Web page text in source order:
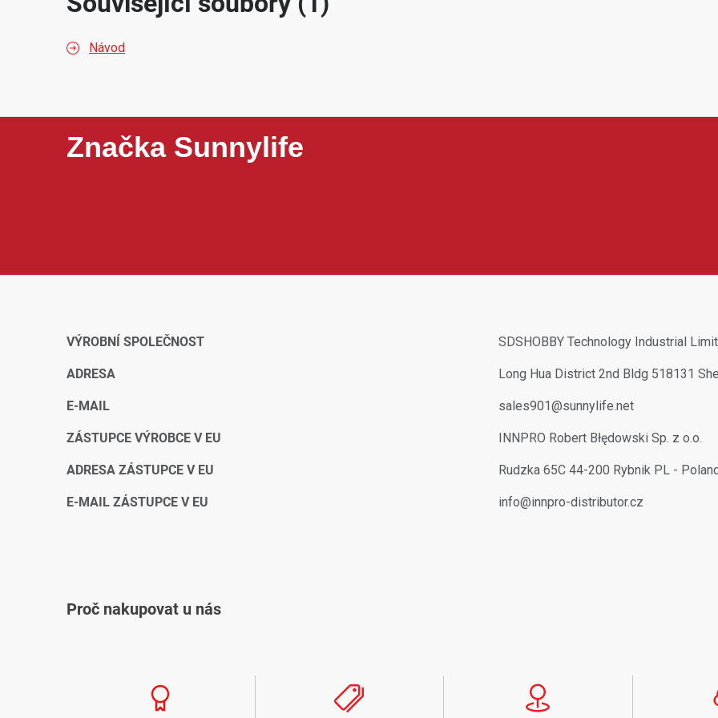
Návod
Značka Sunnylife
VÝROBNÍ SPOLEČNOST SDSHOBBY Technology Industrial
ADRESA Long Hua District 2nd Bldg 518131
E-MAIL sales901@sunnylife.net
ZÁSTUPCE VÝROBCE V EU INNPRO Robert Błędowski Sp. z o.o.
ADRESA ZÁSTUPCE V EU Rudzka 65C 44-200 Rybnik PL -
E-MAIL ZÁSTUPCE V EU info@innpro-distributor.cz
Proč nakupovat u nás